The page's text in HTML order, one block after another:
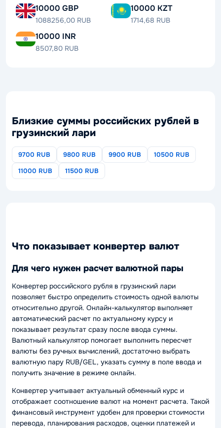
10000 GBP
1088256,00 RUB
10000 KZT
1714,68 RUB
10000 INR
8507,80 RUB
Близкие суммы российских рублей в
грузинский лари
9700 RUB 9800 RUB 9900 RUB
10500 RUB
11000 RUB
11500 RUB
Что показывает конвертер валют
Для чего нужен расчет валютной пары
Конвертер российского рубля в грузинский лари
позволяет быстро определить стоимость одной валюты
относительно другой. Онлайн-калькулятор выполняет
автоматический расчет по актуальному курсу и
показывает результат сразу после ввода суммы.
Валютный калькулятор помогает выполнить пересчет
валюты без ручных вычислений, достаточно выбрать
валютную пару RUB/GEL, указать сумму в поле ввода и
получить значение в режиме онлайн.
Конвертер учитывает актуальный обменный курс и
отображает соотношение валют на момент расчета. Такой
финансовый инструмент удобен для проверки стоимости
перевода, планирования расходов, оценки платежей и